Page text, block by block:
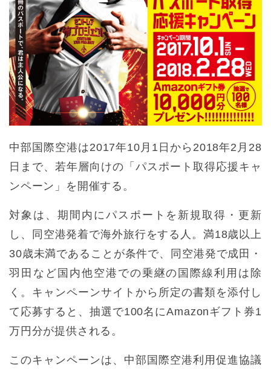
中部国際空港は2017年10月1日から2018年2月28
日まで、若年層向けの「パスポート取得応援キャ
ンペーン」を開催する。
対象は、期間内にパスポートを新規取得・更新
し、同空港発着で海外旅行をする人。満18歳以上
30歳未満であることが条件で、同空港発で成田・
羽田など国内他空港での乗継の国際線利用は除
く。キャンペーンサイトから所定の書類を添付し
て応募すると、抽選で100名にAmazonギフト券1
万円分が提供される。
このキャンペーンは、中部国際空港利用促進協議